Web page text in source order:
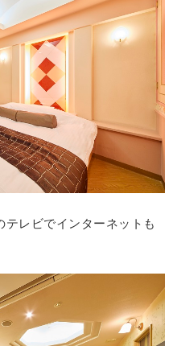
テレビでインターネットも